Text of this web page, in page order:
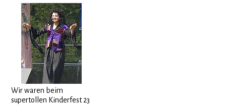
Wir waren beim
supertollen Kinderfest 23